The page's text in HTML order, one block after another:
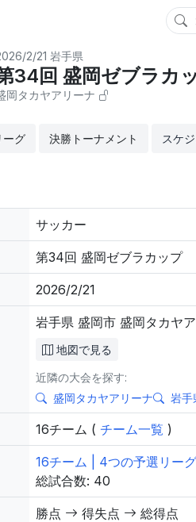
2/21 岩手県
34回 盛岡ゼブラカ
岡タカヤアリーナ
ーグ 決勝トーナメント スケ
サッカー
第34回 盛岡ゼブラカップ
2026/2/21
岩手県 盛岡市 盛岡タカヤ
地図で見る
近隣の大会を探す:
盛岡タカヤアリーナ
岩手
16チーム ( チーム一覧 )
16チーム | 4つの予選リー
総試合数: 40
勝点 得失点 総得点